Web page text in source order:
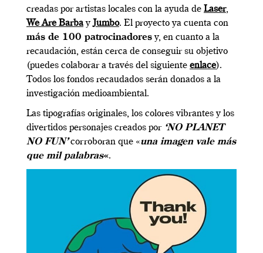
creadas por artistas locales con la ayuda de Laser,
We Are BarbayJumbo. El proyecto ya cuenta con
más de 100 patrocinadoresy, en cuanto a la
recaudación, están cerca de conseguir su objetivo
(puedes colaborar a través del siguiente enlace).
Todos los fondos recaudados serán donados a la
investigación medioambiental.
Las tipografías originales, los colores vibrantes y los
divertidos personajes creados por‘NO PLANET
NO FUN’corroboran que «una imagen vale más
que mil palabras«.